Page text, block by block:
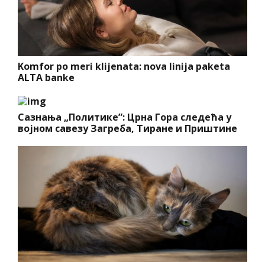
Komfor po meri klijenata: nova linija paketa
ALTA banke
Сазнања „Политике”: Црна Гора следећа у
војном савезу Загреба, Тиране и Приштине